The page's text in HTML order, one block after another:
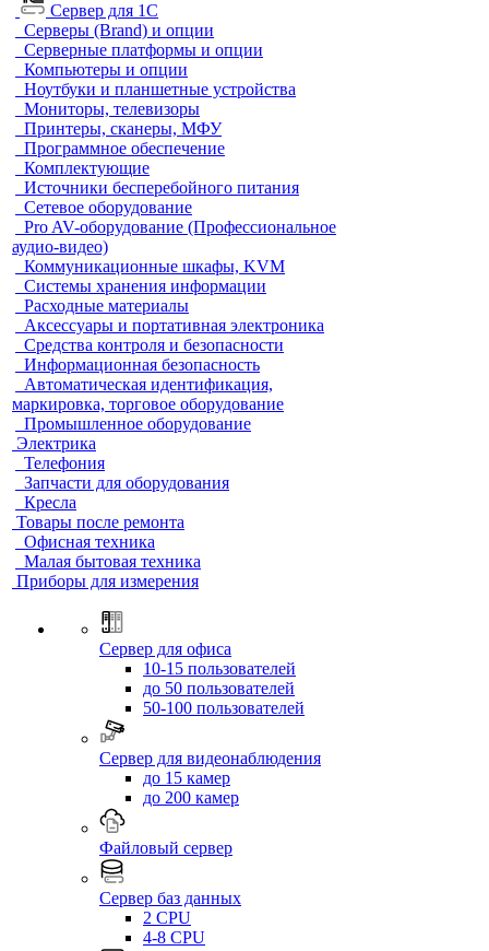
Сервер для 1С
Серверы (Brand) и опции
Серверные платформы и опции
Компьютеры и опции
Ноутбуки и планшетные устройства
Мониторы, телевизоры
Принтеры, сканеры, МФУ
Программное обеспечение
Комплектующие
Источники бесперебойного питания
Сетевое оборудование
Pro AV-оборудование (Профессиональное
аудио-видео)
Коммуникационные шкафы, KVM
Системы хранения информации
Расходные материалы
Аксессуары и портативная электроника
Средства контроля и безопасности
Информационная безопасность
Автоматическая идентификация,
маркировка, торговое оборудование
Промышленное оборудование
Электрика
Телефония
Запчасти для оборудования
Кресла
Товары после ремонта
Офисная техника
Малая бытовая техника
Приборы для измерения
Сервер для офиса
10-15 пользователей
до 50 пользователей
50-100 пользователей
Сервер для видеонаблюдения
до 15 камер
до 200 камер
Файловый сервер
Сервер баз данных
2 CPU
4-8 CPU